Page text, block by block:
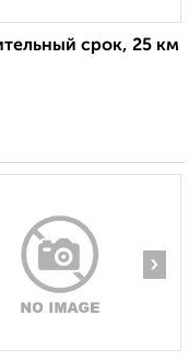
срок, 25 км
›